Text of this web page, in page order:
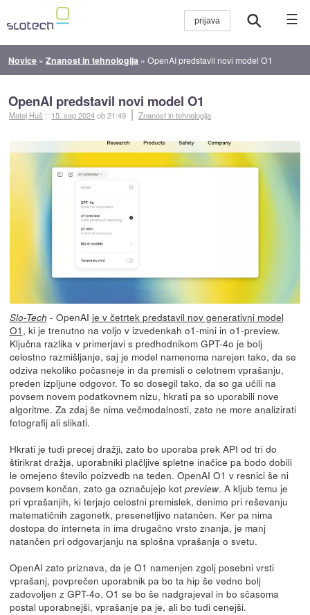
☰
Novice »Znanost in tehnologija »OpenAI predstavil novi model O1
OpenAI predstavil novi model O1
Matej Huš :: 15. sep 2024ob 21:49 Znanost in tehnologija
Slo-Tech - OpenAI je v četrtek predstavil nov generativni model
O1 , ki je trenutno na voljo v izvedenkah o1-mini in o1-preview.
Ključna razlika v primerjavi s predhodnikom GPT-4o je bolj
celostno razmišljanje, saj je model namenoma narejen tako, da se
odziva nekoliko počasneje in da premisli o celotnem vprašanju,
preden izpljune odgovor. To so dosegil tako, da so ga učili na
povsem novem podatkovnem nizu, hkrati pa so uporabili nove
algoritme. Za zdaj še nima večmodalnosti, zato ne more analizirati
fotografij ali slikati.
Hkrati je tudi precej dražji, zato bo uporaba prek API od tri do
štirikrat dražja, uporabniki plačljive spletne inačice pa bodo dobili
le omejeno število poizvedb na teden. OpenAI O1 v resnici še ni
povsem končan, zato ga označujejo kot preview. A kljub temu je
pri vprašanjih, ki terjajo celostni premislek, denimo pri reševanju
matematičnih zagonetk, presenetljivo natančen. Ker pa nima
dostopa do interneta in ima drugačno vrsto znanja, je manj
natančen pri odgovarjanju na splošna vprašanja o svetu.
OpenAI zato priznava, da je O1 namenjen zgolj posebni vrsti
vprašanj, povprečen uporabnik pa bo ta hip še vedno bolj
zadovoljen z GPT-4o. O1 se bo še nadgrajeval in bo sčasoma
postal uporabnejši, vprašanje pa je, ali bo tudi cenejši.